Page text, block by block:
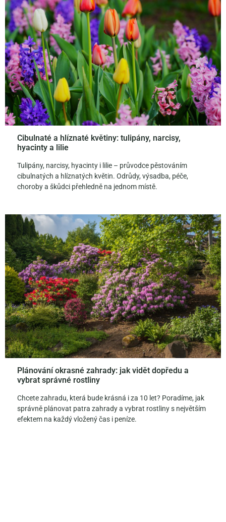
Cibulnaté a hlíznaté květiny: tulipány, narcisy,
hyacinty a lilie
Tulipány, narcisy, hyacinty i lilie – průvodce pěstováním
cibulnatých a hlíznatých květin. Odrůdy, výsadba, péče,
choroby a škůdci přehledně na jednom místě.
Plánování okrasné zahrady: jak vidět dopředu a
vybrat správné rostliny
Chcete zahradu, která bude krásná i za 10 let? Poradíme, jak
správně plánovat patra zahrady a vybrat rostliny s největším
efektem na každý vložený čas i peníze.